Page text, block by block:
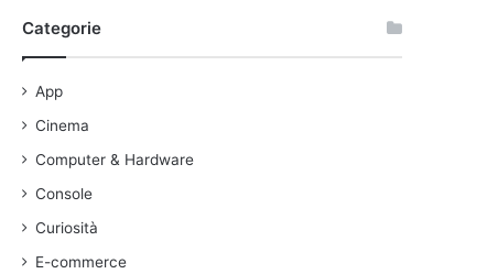
Categorie
App
Cinema
Computer & Hardware
Console
Curiosità
E-commerce